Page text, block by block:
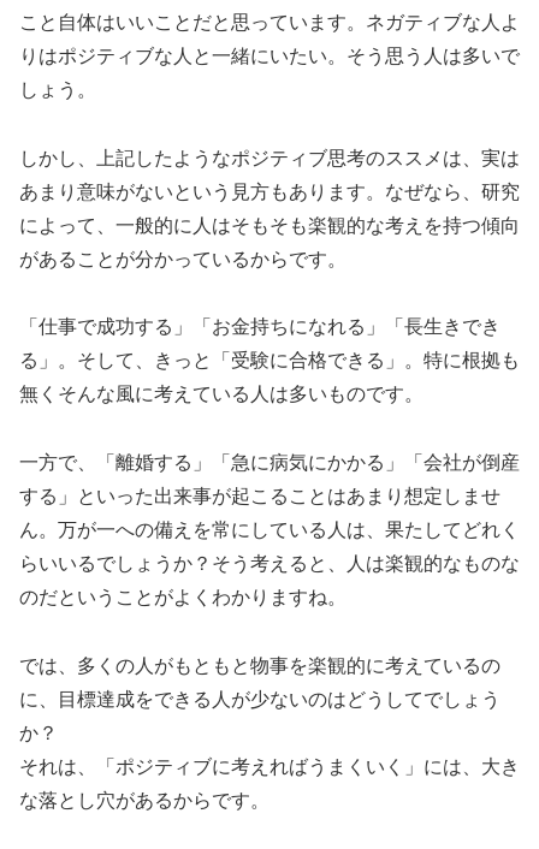
こと自体はいいことだと思っています。ネガティブな人よ
りはポジティブな人と一緒にいたい。そう思う人は多いで
しょう。
しかし、上記したようなポジティブ思考のススメは、実は
あまり意味がないという見方もあります。なぜなら、研究
によって、一般的に人はそもそも楽観的な考えを持つ傾向
があることが分かっているからです。
「仕事で成功する」「お金持ちになれる」「長生きでき
る」。そして、きっと「受験に合格できる」。特に根拠も
無くそんな風に考えている人は多いものです。
一方で、「離婚する」「急に病気にかかる」「会社が倒産
する」といった出来事が起こることはあまり想定しませ
ん。万が一への備えを常にしている人は、果たしてどれく
らいいるでしょうか？そう考えると、人は楽観的なものな
のだということがよくわかりますね。
では、多くの人がもともと物事を楽観的に考えているの
に、目標達成をできる人が少ないのはどうしてでしょう
か？
それは、「ポジティブに考えればうまくいく」には、大き
な落とし穴があるからです。